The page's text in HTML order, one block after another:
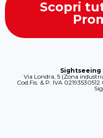
Scopri
Sightseeing
Via Londra, 5 (Zona
Cod.Fis. & P. IVA